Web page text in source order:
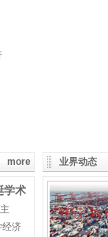
more
学术
行
经济
业界动态